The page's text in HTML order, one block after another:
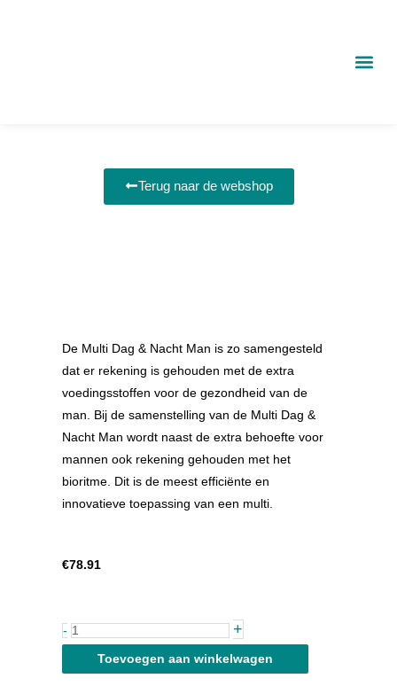
Terug naar de webshop
De Multi Dag & Nacht Man is zo samengesteld
dat er rekening is gehouden met de extra
voedingsstoffen voor de gezondheid van de
man. Bij de samenstelling van de Multi Dag &
Nacht Man wordt naast de extra behoefte voor
mannen ook rekening gehouden met het
bioritme. Dit is de meest efficiënte en
innovatieve toepassing van een multi.
€78.91
- Multi
Dag
+
Toevoegen aan winkelwagen